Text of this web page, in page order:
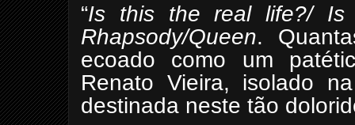
“Is this the real life?/ Is
Rhapsody/Queen.
ecoado como um
Renato Vieira, isolado
destinada neste tão